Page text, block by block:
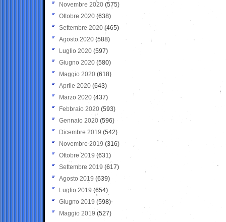
Novembre 2020 (575)
Ottobre 2020 (638)
Settembre 2020(465)
Agosto 2020 (588)
Luglio 2020 (597)
Giugno 2020 (580)
Maggio 2020 (618)
Aprile 2020 (643)
Marzo 2020 (437)
Febbraio 2020 (593)
Gennaio 2020 (596)
Dicembre 2019 (542)
Novembre 2019 (316)
Ottobre 2019 (631)
Settembre 2019 (617)
Agosto 2019 (639)
Luglio 2019 (654)
Giugno 2019 (598)
Maggio 2019 (527)